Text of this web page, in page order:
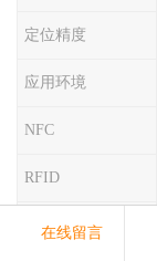
定位精度
应用环境
NFC
RFID
电池容量
在线留言